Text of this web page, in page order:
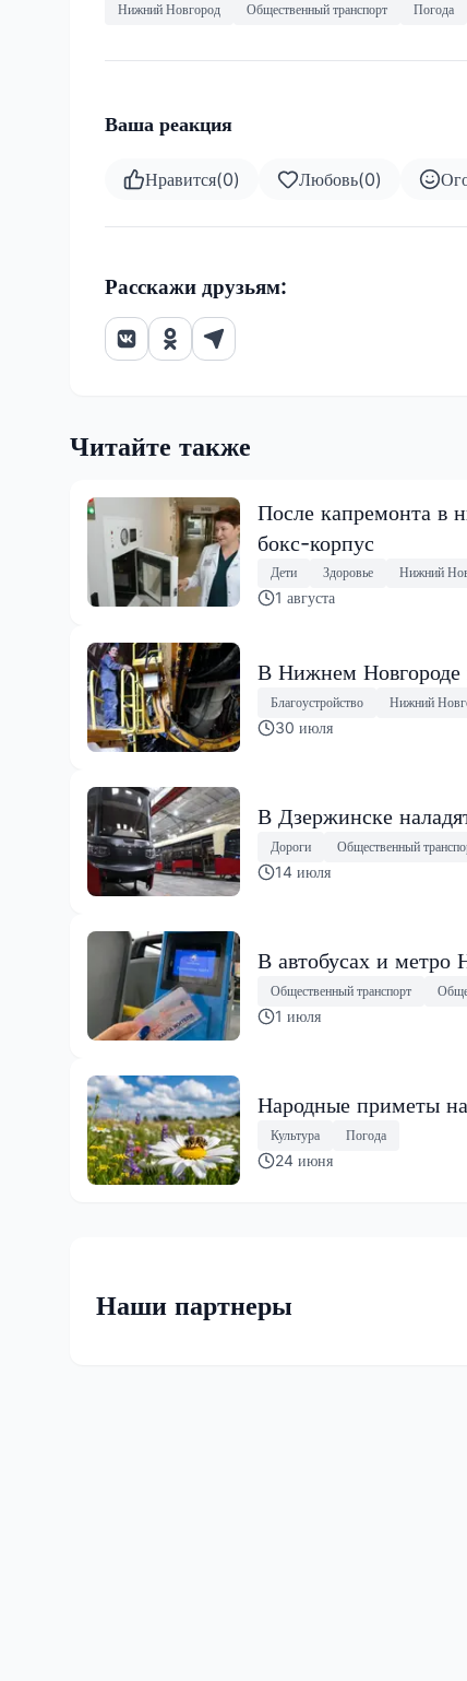
Нижний Новгород Общественный транспорт Погода
Ваша реакция
Нравится(0) Любовь(0)
Расскажи друзьям:
Читайте также
После капремонта в
бокс-корпус
Дети Здоровье Нижний
1 августа
В Нижнем Новгороде
Благоустройство Нижний
30 июля
В Дзержинске
Дороги Общественный
14 июля
В автобусах и
Общественный транспорт
1 июля
Народные приметы
Культура Погода
24 июня
Наши партнеры